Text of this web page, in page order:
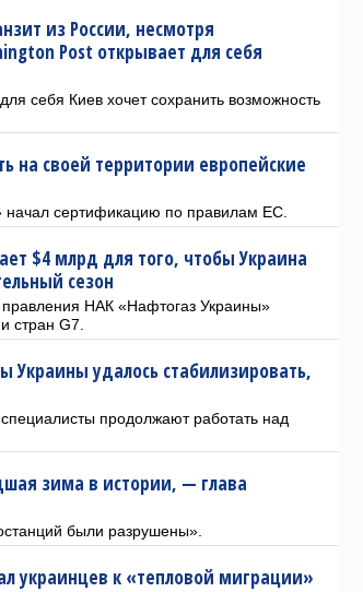
из России, несмотря
Post открывает для себя
себя Киев хочет сохранить возможность
на своей территории европейские
начал сертификацию по правилам ЕС.
$4 млрд для того, чтобы Украина
сезон
НАК «Нафтогаз Украины»
стран G7.
Украины удалось стабилизировать,
продолжают работать над
зима в истории, — глава
были разрушены».
украинцев к «тепловой миграции»